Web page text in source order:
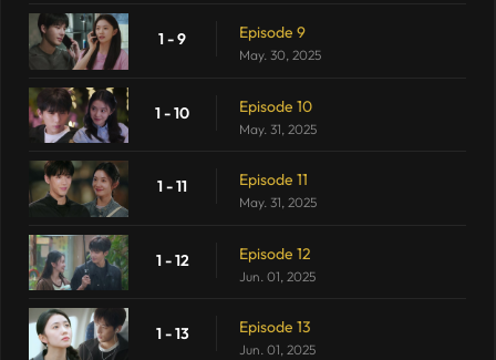
1 - 9 Episode 9
May. 30, 2025
1 - 10 Episode 10
May. 31, 2025
1 - 11 Episode 11
May. 31, 2025
1 - 12 Episode 12
Jun. 01, 2025
1 - 13 Episode 13
Jun. 01, 2025